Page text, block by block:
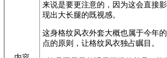
来说是要更注意的，因为这会直接
现出大长腿的既视感。
这身格纹风衣外套大概也属于今年
点的原则，让格纹风衣独占瞩目。